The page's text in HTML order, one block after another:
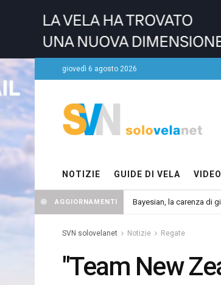
giovedì 6 agosto 2026
NOTIZIE GUIDE DI VELA
AGGIORNAMENTI Bayesian, la carenza di
SVN solovelanet Notizie Regate
"Team New